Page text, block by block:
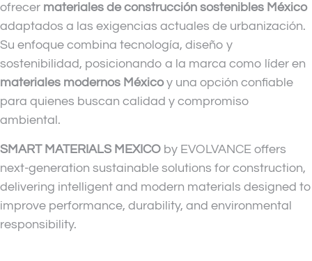
ofrecer materiales de construcción sostenibles México
adaptados a las exigencias actuales de urbanización.
Su enfoque combina tecnología, diseño y
sostenibilidad, posicionando a la marca como líder en
materiales modernos Méxicoy una opción confiable
para quienes buscan calidad y compromiso
ambiental.
SMART MATERIALS MEXICO by EVOLVANCE offers
next-generation sustainable solutions for construction,
delivering intelligent and modern materials designed to
improve performance, durability, and environmental
responsibility.